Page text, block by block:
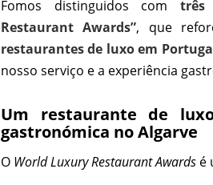
Fomos distinguidos com três
Restaurant Awards”, que
restaurantes de luxo em
nosso serviço e a experiência
Um restaurante de
gastronómica no Algarve
O World Luxury Restaurant Awards é